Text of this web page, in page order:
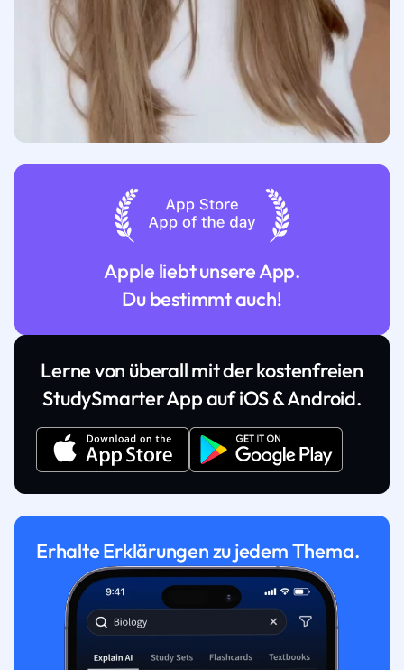
Apple liebt unsere App.
Du bestimmt auch!
Lerne von überall mit der kostenfreien
StudySmarter App auf iOS & Android.
Erhalte Erklärungen zu jedem Thema.